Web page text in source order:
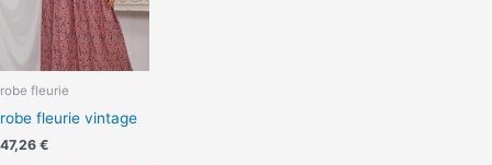
robe fleurie
robe fleurie vintage
47,26 €